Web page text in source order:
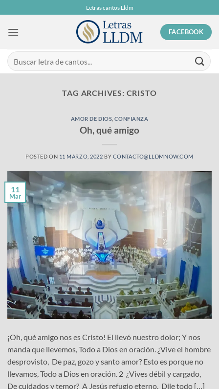
to
content
Letras cantos Lldm
FACEBOOK
TAG ARCHIVES: CRISTO
AMOR DE DIOS ,CONFIANZA
Oh, qué amigo
POSTED ON 11 MARZO, 2022 BY CONTACTO@LLDMNOW.COM
11
Mar
¡Oh, qué amigo nos es Cristo! El llevó nuestro dolor; Y nos
manda que llevemos, Todo a Dios en oración. ¿Vive el hombre
desprovisto, De paz, gozo y santo amor? Esto es porque no
llevamos, Todo a Dios en oración. 2 ¿Vives débil y cargado,
De cuidados y temor? A Jesús refugio eterno, Dile todo […]